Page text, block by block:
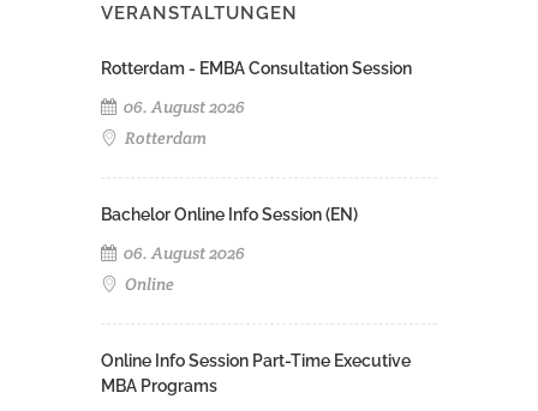
VERANSTALTUNGEN
Rotterdam - EMBA Consultation Session
06. August 2026
Rotterdam
Bachelor Online Info Session (EN)
06. August 2026
Online
Online Info Session Part-Time Executive
MBA Programs